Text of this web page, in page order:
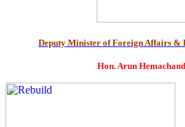
Deputy Minister of Foreign Affairs &
Hon. Arun